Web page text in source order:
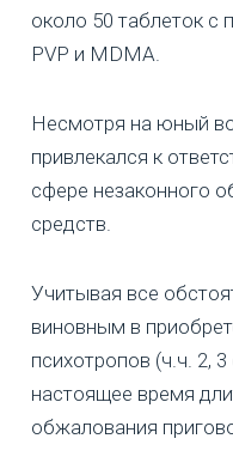
около 50 таблеток
PVP и MDMA.
Несмотря на юный
привлекался к
сфере незаконного
средств.
Учитывая все
виновным в
психотропов (ч.ч. 2,
настоящее время
обжалования